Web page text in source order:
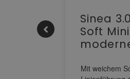
Sinea
Soft
Mit weichem